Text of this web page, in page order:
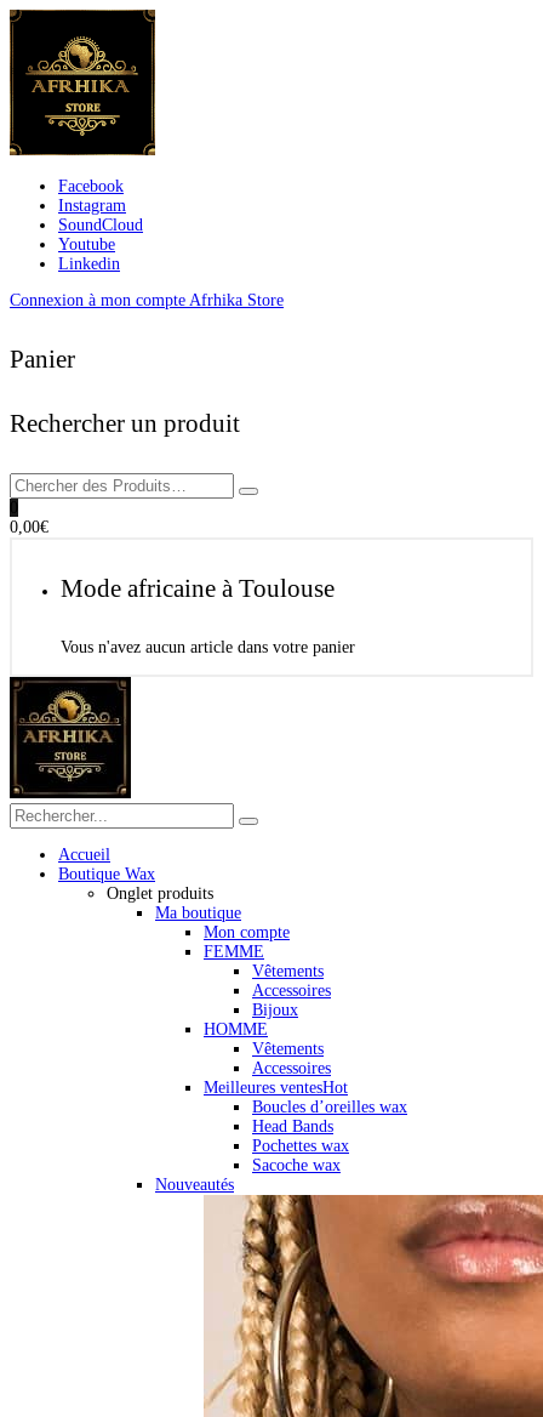
Facebook
Instagram
SoundCloud
Youtube
Linkedin
Connexion à mon compte Afrhika Store
Panier
Rechercher un produit
0,00€
Mode africaine à Toulouse
Vous n'avez aucun article dans votre panier
Accueil
Boutique Wax
Onglet produits
Ma boutique
Mon compte
FEMME
Vêtements
Accessoires
Bijoux
HOMME
Vêtements
Accessoires
Meilleures ventesHot
Boucles d’oreilles wax
Head Bands
Pochettes wax
Sacoche wax
Nouveautés